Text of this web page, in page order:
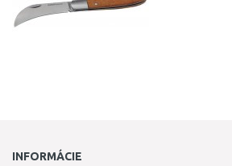
INFORMÁCIE